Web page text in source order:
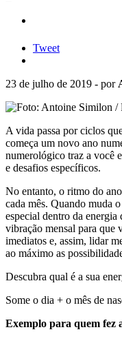
Tweet
23 de julho de 2019 - por
A vida passa por ciclos
começa um novo ano
numerológico traz a você
e desafios específicos.
No entanto, o ritmo do
cada mês. Quando muda
especial dentro da energia
vibração mensal para que
imediatos e, assim, lidar
ao máximo as
Descubra qual é a sua
Some o dia + o mês de
Exemplo para quem fez